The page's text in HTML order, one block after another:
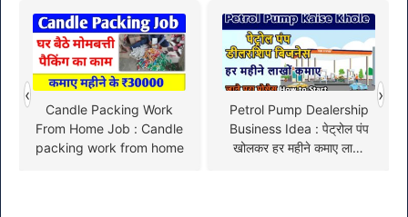
Candle Packing Work
From Home Job : Candle
packing work from home
Petrol Pump Dealership
Business Idea : पेट्रोल पंप
खोलकर हर महीने कमाए लाखों
‹ ›